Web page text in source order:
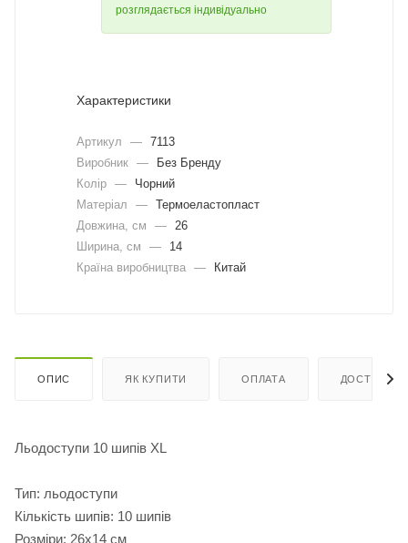
розглядається індивідуально
Характеристики
Артикул — 7113
Виробник —
Без Бренду
Колір —
Чорний
Матеріал
— Термоеластопласт
Довжина, cм
—
26
Ширина, cм
—
14
Країна виробництва — Китай
ОПИС ЯК КУПИТИ ОПЛАТА ДОСТАВКА
Льодоступи 10 шипів XL
Тип: льодоступи
Кількість шипів: 10 шипів
Розміри: 26х14 см